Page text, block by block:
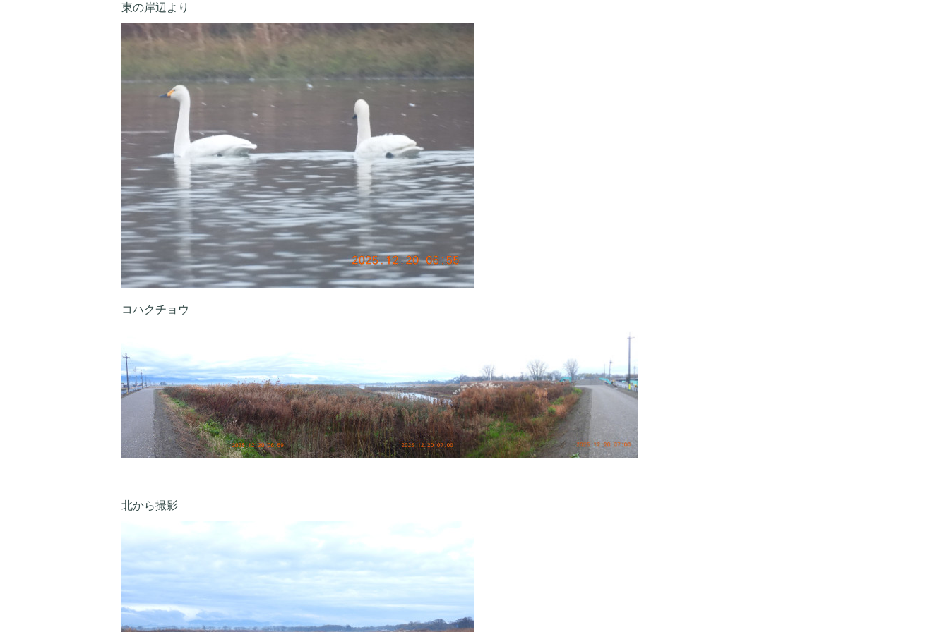
東の岸辺より
コハクチョウ
北から撮影